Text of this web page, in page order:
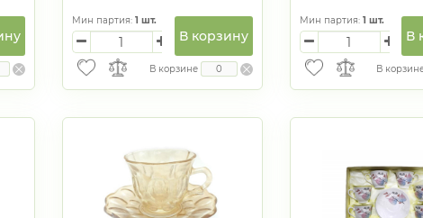
Мин партия: 1 шт.
В корзину
В корзине
Мин партия: 1 шт.
В
В